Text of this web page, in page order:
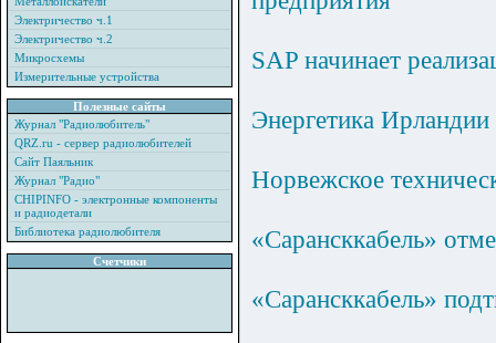
Электричество ч.1
Электричество ч.2
Микросхемы
Измерительные устройства
Полезные сайты
Журнал "Радиолюбитель"
QRZ.ru - сервер радиолюбителей
Сайт Паяльник
Журнал "Радио"
CHIPINFO - электронные компоненты
и радиодетали
Библиотека радиолюбителя
Счетчики
SAP начинает
Энергетика
Норвежское
«Сарансккабель»
«Сарансккабель»